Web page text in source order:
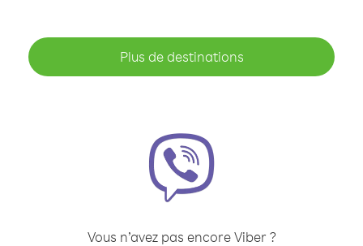
Plus de destinations
Vous n’avez pas encore Viber ?